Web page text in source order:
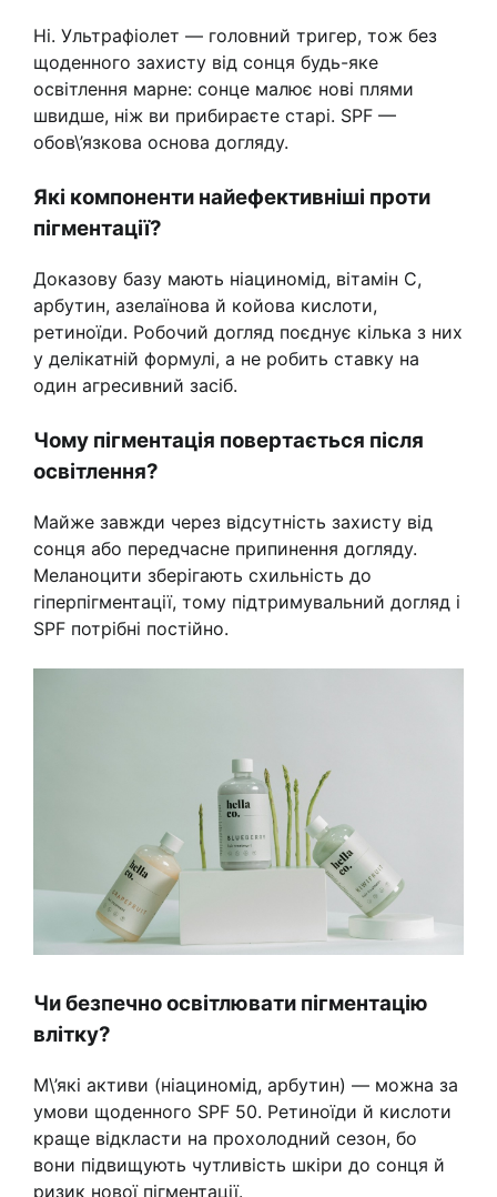
Ні. Ультрафіолет — головний тригер, тож без
щоденного захисту від сонця будь-яке
освітлення марне: сонце малює нові плями
швидше, ніж ви прибираєте старі. SPF —
обов\’язкова основа догляду.
Які компоненти найефективніші проти
пігментації?
Доказову базу мають ніациномід, вітамін C,
арбутин, азелаїнова й койова кислоти,
ретиноїди. Робочий догляд поєднує кілька з них
у делікатній формулі, а не робить ставку на
один агресивний засіб.
Чому пігментація повертається після
освітлення?
Майже завжди через відсутність захисту від
сонця або передчасне припинення догляду.
Меланоцити зберігають схильність до
гіперпігментації, тому підтримувальний догляд і
SPF потрібні постійно.
Чи безпечно освітлювати пігментацію
влітку?
М\’які активи (ніациномід, арбутин) — можна за
умови щоденного SPF 50. Ретиноїди й кислоти
краще відкласти на прохолодний сезон, бо
вони підвищують чутливість шкіри до сонця й
ризик нової пігментації.